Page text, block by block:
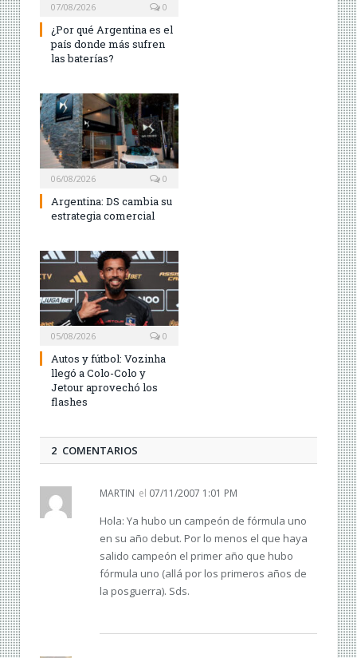
07/08/2026 0
¿Por qué Argentina es el
país donde más sufren
las baterías?
06/08/2026 0
Argentina: DS cambia su
estrategia comercial
05/08/2026 0
Autos y fútbol: Vozinha
llegó a Colo-Colo y
Jetour aprovechó los
flashes
2 COMENTARIOS
MARTIN el 07/11/2007 1:01 PM
Hola: Ya hubo un campeón de fórmula uno
en su año debut. Por lo menos el que haya
salido campeón el primer año que hubo
fórmula uno (allá por los primeros años de
la posguerra). Sds.